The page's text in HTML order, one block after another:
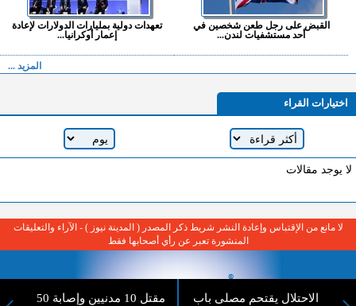
القبض على رجل طعن شخصين في
أحد مستشفيات لندن...
تعهدات دولية بمليارات الدولارات لإعادة
إعمار أوكرانيا...
المزيد ...
اختيارات القراء
لا يوجد مقالات
الاحتلال يقتحم مصلى باب
مقتل 10 مدنيين وإصابة 50
لا مانع من الإقتباس وإعادة النشر شريط ذكر المصدر ( المدينة نيوز ) - الآراء والتعليقات
المنشورة تعبر عن رأي أصحابها فقط